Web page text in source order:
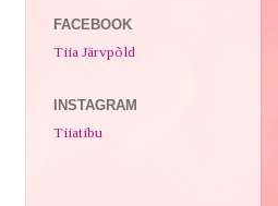
FACEBOOK
Tiia Järvpõld
INSTAGRAM
Tiiatibu